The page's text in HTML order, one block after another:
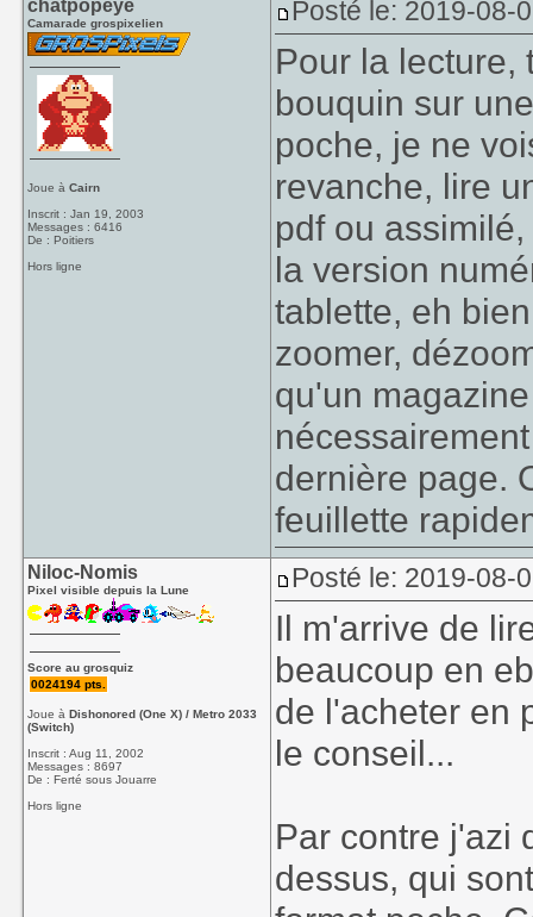
chatpopeye
Camarade grospixelien
Joue àCairn
Inscrit : Jan 19, 2003
Messages : 6416
De : Poitiers
Hors ligne
Posté le: 2019-08-
Pour la lecture,
bouquin sur
poche, je ne
revanche, lire
pdf ou
la version
tablette, eh
zoomer,
qu'un
dernière page.
feuillette
Niloc-Nomis
Pixel visible depuis la Lune
Score au grosquiz
0024194 pts.
Joue àDishonored (One X) / Metro 2033
(Switch)
Inscrit : Aug 11, 2002
Messages : 8697
De : Ferté sous Jouarre
Hors ligne
Posté le: 2019-08-
Il m'arrive de
beaucoup en
de l'acheter en
le conseil...
Par contre j'azi
dessus, qui